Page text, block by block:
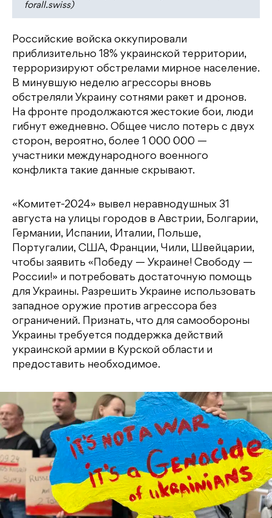
forall.swiss)
Российские войска оккупировали
приблизительно 18% украинской территории,
терроризируют обстрелами мирное население.
В минувшую неделю агрессоры вновь
обстреляли Украину сотнями ракет и дронов.
На фронте продолжаются жестокие бои, люди
гибнут ежедневно. Общее число потерь с двух
сторон, вероятно, более 1 000 000 —
участники международного военного
конфликта такие данные скрывают.
«Комитет-2024» вывел неравнодушных 31
августа на улицы городов в Австрии, Болгарии,
Германии, Испании, Италии, Польше,
Португалии, США, Франции, Чили, Швейцарии,
чтобы заявить «Победу — Украине! Свободу —
России!» и потребовать достаточную помощь
для Украины. Разрешить Украине использовать
западное оружие против агрессора без
ограничений. Признать, что для самообороны
Украины требуется поддержка действий
украинской армии в Курской области и
предоставить необходимое.